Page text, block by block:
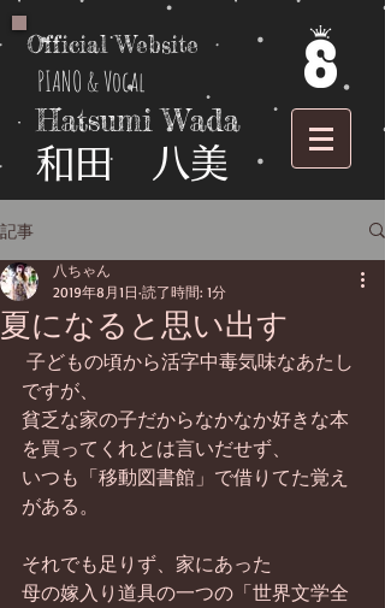
Official Website
PIANO & Vocal
Hatsumi Wada
​和田 八美
記事
夏になると思い出す
八ちゃん
2019年8月1日 読了時間: 1分
ですが、
貧乏な家の子だからなかなか好きな本
を買ってくれとは言いだせず、
いつも「移動図書館」で借りてた覚え
がある。
それでも足りず、家にあった
母の嫁入り道具の一つの「世界文学全